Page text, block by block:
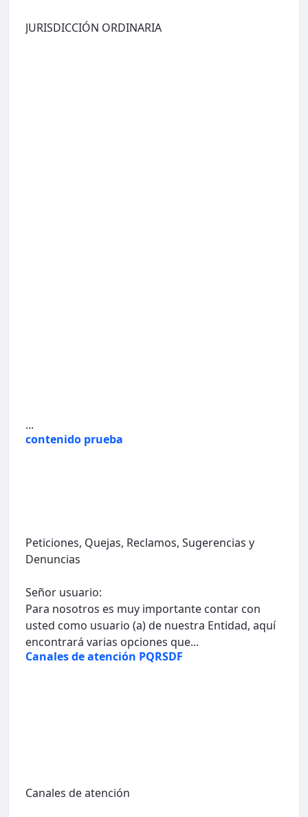
JURISDICCIÓN ORDINARIA
...
contenido prueba
Peticiones, Quejas, Reclamos, Sugerencias y
Denuncias
Señor usuario:
Para nosotros es muy importante contar con
usted como usuario (a) de nuestra Entidad, aquí
encontrará varias opciones que...
Canales de atención PQRSDF
Canales de atención